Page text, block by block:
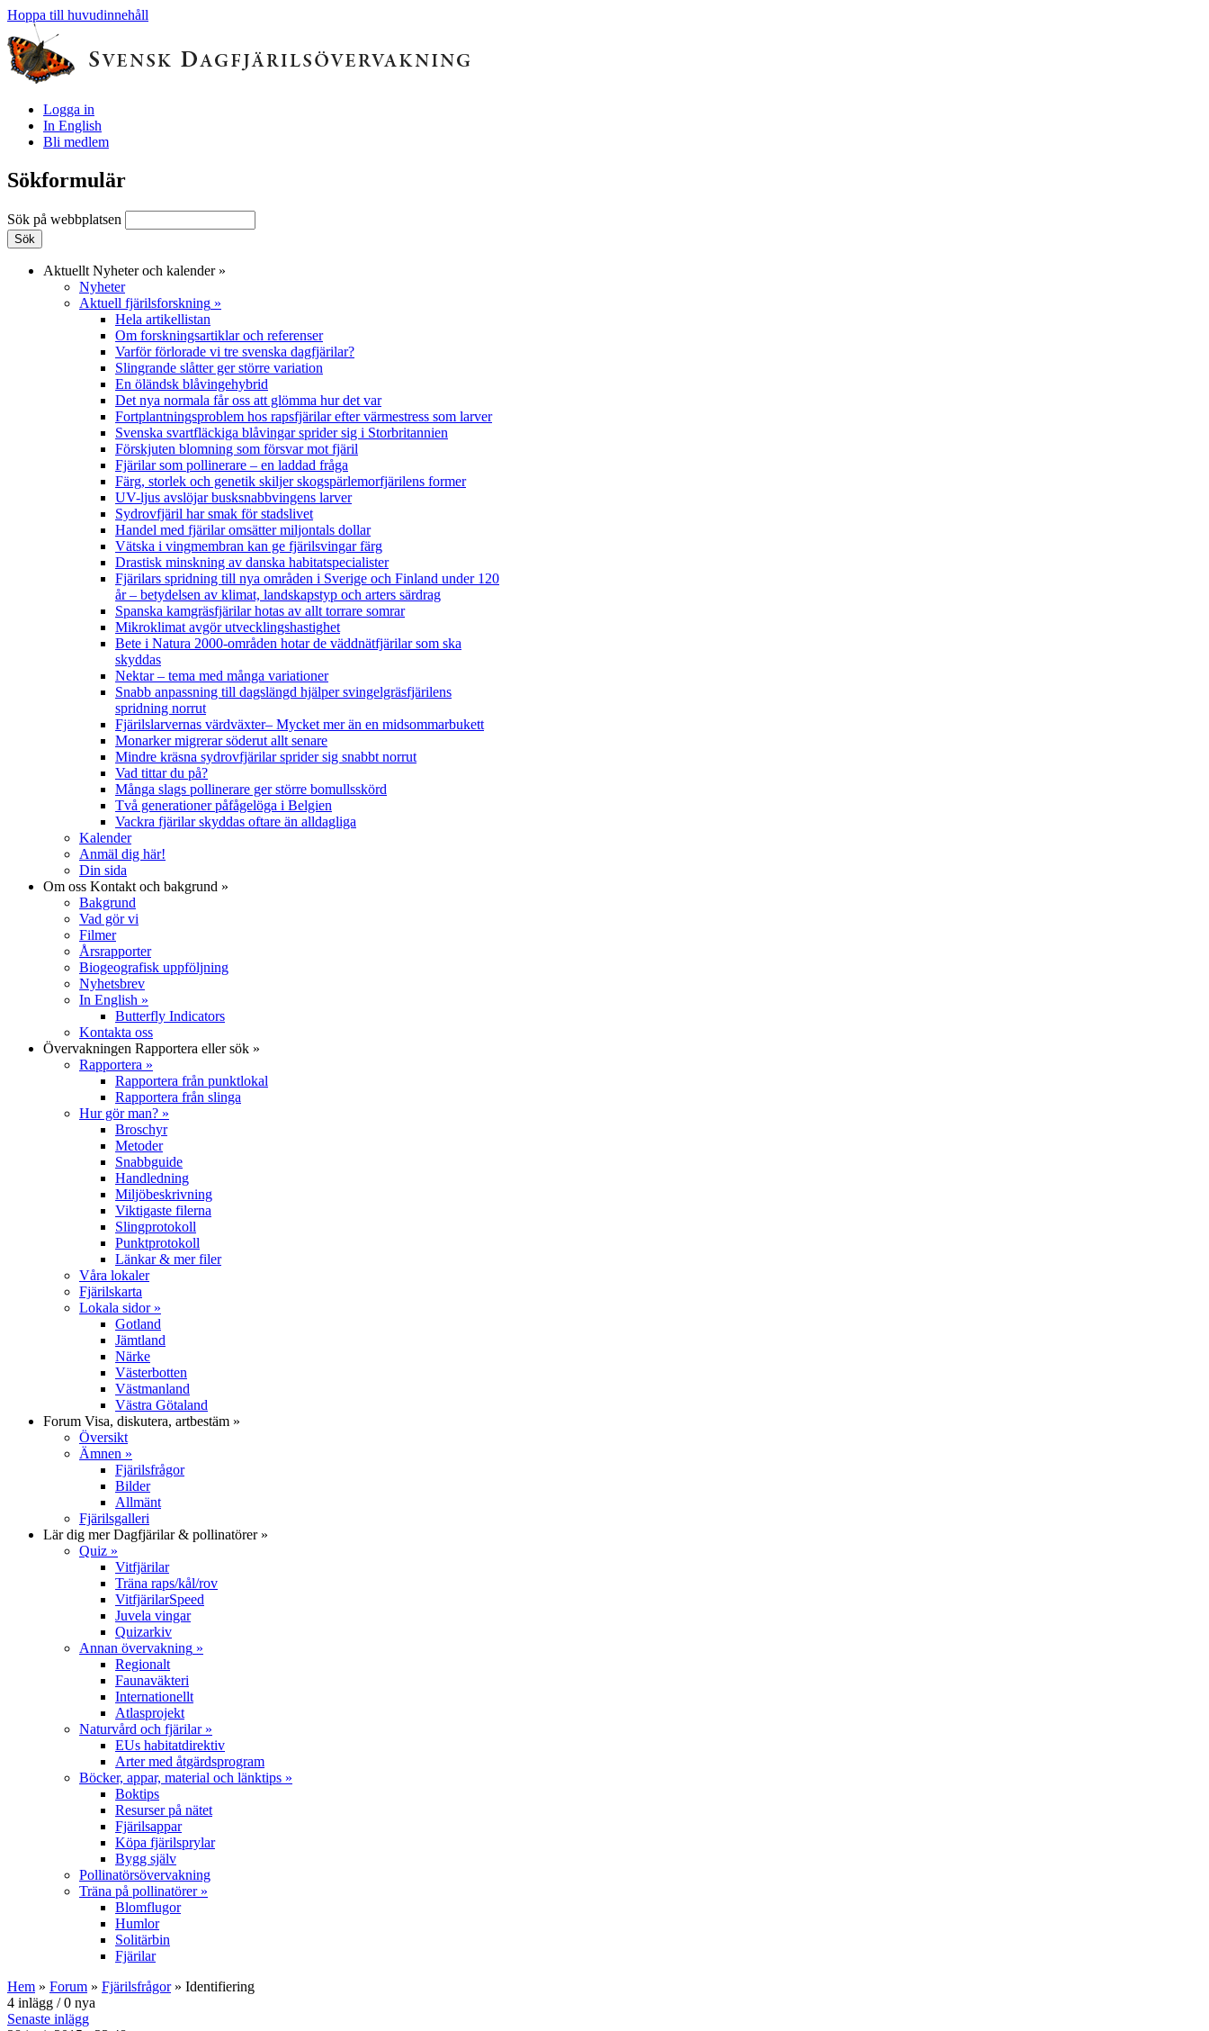
Hoppa till huvudinnehåll
Logga in
In English
Bli medlem
Sökformulär
Sök på webbplatsen
Aktuellt Nyheter och kalender»
Nyheter
Aktuell fjärilsforskning »
Hela artikellistan
Om forskningsartiklar och referenser
Varför förlorade vi tre svenska dagfjärilar?
Slingrande slåtter ger större variation
En öländsk blåvingehybrid
Det nya normala får oss att glömma hur det var
Fortplantningsproblem hos rapsfjärilar efter värmestress som larver
Svenska svartfläckiga blåvingar sprider sig i Storbritannien
Förskjuten blomning som försvar mot fjäril
Fjärilar som pollinerare – en laddad fråga
Färg, storlek och genetik skiljer skogspärlemorfjärilens former
UV-ljus avslöjar busksnabbvingens larver
Sydrovfjäril har smak för stadslivet
Handel med fjärilar omsätter miljontals dollar
Vätska i vingmembran kan ge fjärilsvingar färg
Drastisk minskning av danska habitatspecialister
Fjärilars spridning till nya områden i Sverige och Finland under 120
år– betydelsen av klimat, landskapstyp och arters särdrag
Spanska kamgräsfjärilar hotas av allt torrare somrar
Mikroklimat avgör utvecklingshastighet
Bete i Natura 2000-områden hotar de väddnätfjärilar som ska
skyddas
Nektar – tema med många variationer
Snabb anpassning till dagslängd hjälper svingelgräsfjärilens
spridning norrut
Fjärilslarvernas värdväxter– Mycket mer än en midsommarbukett
Monarker migrerar söderut allt senare
Mindre kräsna sydrovfjärilar sprider sig snabbt norrut
Vad tittar du på?
Många slags pollinerare ger större bomullsskörd
Två generationer påfågelöga i Belgien
Vackra fjärilar skyddas oftare än alldagliga
Kalender
Anmäl dig här!
Din sida
Om oss Kontakt och bakgrund »
Bakgrund
Vad gör vi
Filmer
Årsrapporter
Biogeografisk uppföljning
Nyhetsbrev
In English »
Butterfly Indicators
Kontakta oss
Övervakningen Rapportera eller sök »
Rapportera »
Rapportera från punktlokal
Rapportera från slinga
Hur gör man? »
Broschyr
Metoder
Snabbguide
Handledning
Miljöbeskrivning
Viktigaste filerna
Slingprotokoll
Punktprotokoll
Länkar & mer filer
Våra lokaler
Fjärilskarta
Lokala sidor»
Gotland
Jämtland
Närke
Västerbotten
Västmanland
Västra Götaland
Forum Visa, diskutera, artbestäm »
Översikt
Ämnen »
Fjärilsfrågor
Bilder
Allmänt
Fjärilsgalleri
Lär dig merDagfjärilar & pollinatörer»
Quiz »
Vitfjärilar
Träna raps/kål/rov
VitfjärilarSpeed
Juvela vingar
Quizarkiv
Annan övervakning »
Regionalt
Faunaväkteri
Internationellt
Atlasprojekt
Naturvård och fjärilar»
EUs habitatdirektiv
Arter med åtgärdsprogram
Böcker, appar, material och länktips »
Boktips
Resurser på nätet
Fjärilsappar
Köpa fjärilsprylar
Bygg själv
Pollinatörsövervakning
Träna på pollinatörer»
Blomflugor
Humlor
Solitärbin
Fjärilar
Hem » Forum » Fjärilsfrågor» Identifiering
4 inlägg / 0 nya
Senaste inlägg